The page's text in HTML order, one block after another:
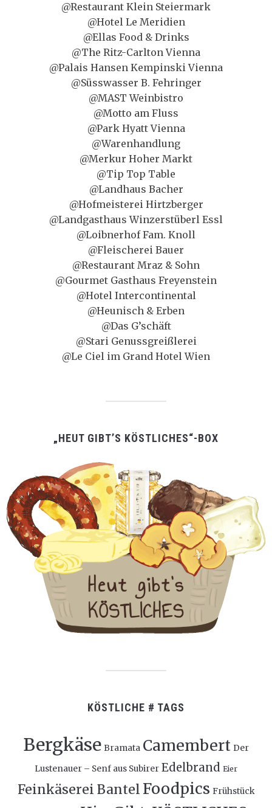
@Restaurant Klein Steiermark
@Hotel Le Meridien
@Ellas Food & Drinks
@The Ritz-Carlton Vienna
@Palais Hansen Kempinski Vienna
@Süsswasser B. Fehringer
@MAST Weinbistro
@Motto am Fluss
@Park Hyatt Vienna
@Warenhandlung
@Merkur Hoher Markt
@Tip Top Table
@Landhaus Bacher
@Hofmeisterei Hirtzberger
@Landgasthaus Winzerstüberl Essl
@Loibnerhof Fam. Knoll
@Fleischerei Bauer
@Restaurant Mraz & Sohn
@Gourmet Gasthaus Freyenstein
@Hotel Intercontinental
@Heunisch & Erben
@Das G’schäft
@Stari Genussgreißlerei
@Le Ciel im Grand Hotel Wien
„HEUT GIBT’S KÖSTLICHES“-BOX
KÖSTLICHE # TAGS
Bergkäse Bramata Camembert Der
Lustenauer – Senf aus Subirer Edelbrand Eier
Feinkäserei BantelFoodpics Frühstück